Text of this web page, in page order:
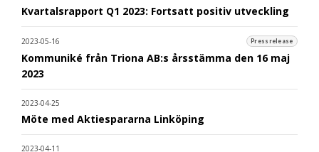
Kvartalsrapport Q1 2023: Fortsatt positiv utveckling
2023-05-16 Pressrelease
Kommuniké från Triona AB:s årsstämma den 16 maj
2023
2023-04-25
Möte med Aktiespararna Linköping
2023-04-11